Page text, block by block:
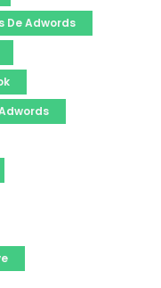
De Adwords